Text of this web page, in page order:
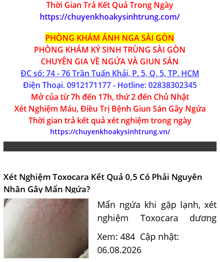
Thời Gian Trả Kết Quả Trong Ngày
https://chuyenkhoakysinhtrung.com/
PHÒNG KHÁM ÁNH NGA SÀI GÒN
PHÒNG KHÁM KÝ SINH TRÙNG SÀI GÒN
CHUYÊN GIA VỀ NGỨA VÀ GIUN SÁN
ĐC số: 74 - 76 Trần Tuấn Khải, P. 5, Q. 5, TP. HCM
Điện Thoại.0912171177- Hotline:02838302345
Mở của từ 7h đến 17h, thứ 2 đến Chủ Nhật
Xét Nghiệm Máu, Điều Trị Bệnh Giun Sán Gây Ngứa
Thời gian trả kết quả xét nghiệm trong ngày
https://chuyenkhoakysinhtrung.vn/
Xét Nghiệm Toxocara Kết Quả 0,5 Có Phải Nguyên
Nhân Gây Mẩn Ngứa?
Mẩn ngứa khi gặp lạnh, xét
nghiệm Toxocara dương
tính 0,5 có phải nguyên
nhân? Tiến sĩ Bác sĩ Nguyễn
Xem: 484 Cập nhật:
06.08.2026